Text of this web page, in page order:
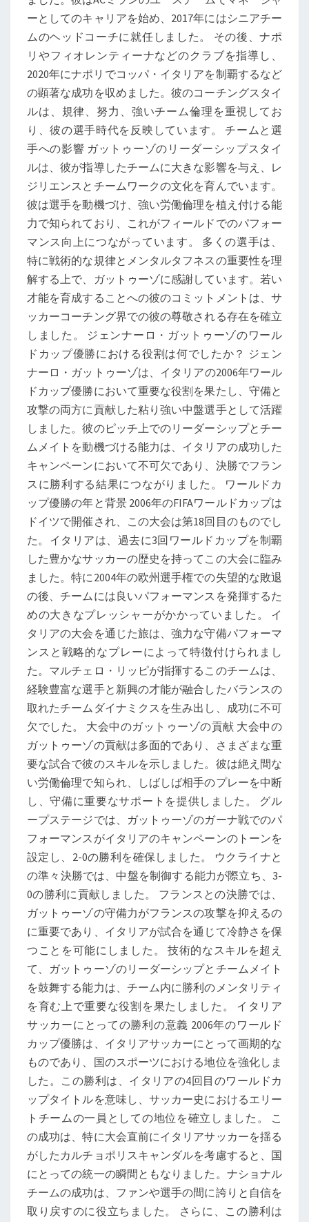
ーとしてのキャリアを始め、2017年にはシニアチー
ムのヘッドコーチに就任しました。 その後、ナポ
リやフィオレンティーナなどのクラブを指導し、
2020年にナポリでコッパ・イタリアを制覇するなど
の顕著な成功を収めました。彼のコーチングスタイ
ルは、規律、努力、強いチーム倫理を重視してお
り、彼の選手時代を反映しています。 チームと選
手への影響 ガットゥーゾのリーダーシップスタイ
ルは、彼が指導したチームに大きな影響を与え、レ
ジリエンスとチームワークの文化を育んでいます。
彼は選手を動機づけ、強い労働倫理を植え付ける能
力で知られており、これがフィールドでのパフォー
マンス向上につながっています。 多くの選手は、
特に戦術的な規律とメンタルタフネスの重要性を理
解する上で、ガットゥーゾに感謝しています。若い
才能を育成することへの彼のコミットメントは、サ
ッカーコーチング界での彼の尊敬される存在を確立
しました。 ジェンナーロ・ガットゥーゾのワール
ドカップ優勝における役割は何でしたか？ ジェン
ナーロ・ガットゥーゾは、イタリアの2006年ワール
ドカップ優勝において重要な役割を果たし、守備と
攻撃の両方に貢献した粘り強い中盤選手として活躍
しました。彼のピッチ上でのリーダーシップとチー
ムメイトを動機づける能力は、イタリアの成功した
キャンペーンにおいて不可欠であり、決勝でフラン
スに勝利する結果につながりました。 ワールドカ
ップ優勝の年と背景 2006年のFIFAワールドカップは
ドイツで開催され、この大会は第18回目のものでし
た。イタリアは、過去に3回ワールドカップを制覇
した豊かなサッカーの歴史を持ってこの大会に臨み
ました。特に2004年の欧州選手権での失望的な敗退
の後、チームには良いパフォーマンスを発揮するた
めの大きなプレッシャーがかかっていました。 イ
タリアの大会を通じた旅は、強力な守備パフォーマ
ンスと戦略的なプレーによって特徴付けられまし
た。マルチェロ・リッピが指揮するこのチームは、
経験豊富な選手と新興の才能が融合したバランスの
取れたチームダイナミクスを生み出し、成功に不可
欠でした。 大会中のガットゥーゾの貢献 大会中の
ガットゥーゾの貢献は多面的であり、さまざまな重
要な試合で彼のスキルを示しました。彼は絶え間な
い労働倫理で知られ、しばしば相手のプレーを中断
し、守備に重要なサポートを提供しました。 グル
ープステージでは、ガットゥーゾのガーナ戦でのパ
フォーマンスがイタリアのキャンペーンのトーンを
設定し、2-0の勝利を確保しました。 ウクライナと
の準々決勝では、中盤を制御する能力が際立ち、3-
0の勝利に貢献しました。 フランスとの決勝では、
ガットゥーゾの守備力がフランスの攻撃を抑えるの
に重要であり、イタリアが試合を通じて冷静さを保
つことを可能にしました。 技術的なスキルを超え
て、ガットゥーゾのリーダーシップとチームメイト
を鼓舞する能力は、チーム内に勝利のメンタリティ
を育む上で重要な役割を果たしました。 イタリア
サッカーにとっての勝利の意義 2006年のワールド
カップ優勝は、イタリアサッカーにとって画期的な
ものであり、国のスポーツにおける地位を強化しま
した。この勝利は、イタリアの4回目のワールドカ
ップタイトルを意味し、サッカー史におけるエリー
トチームの一員としての地位を確立しました。 こ
の成功は、特に大会直前にイタリアサッカーを揺る
がしたカルチョポリスキャンダルを考慮すると、国
にとっての統一の瞬間ともなりました。ナショナル
チームの成功は、ファンや選手の間に誇りと自信を
取り戻すのに役立ちました。 さらに、この勝利は